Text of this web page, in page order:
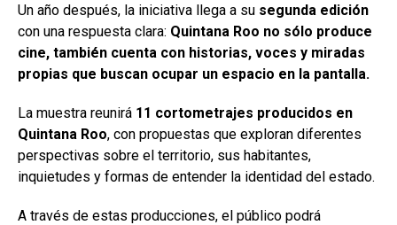
Un año después, la iniciativa llega a su segunda edición
con una respuesta clara: Quintana Roo no sólo produce
cine, también cuenta con historias, voces y miradas
propias que buscan ocupar un espacio en la pantalla.
La muestra reunirá 11 cortometrajes producidos en
Quintana Roo, con propuestas que exploran diferentes
perspectivas sobre el territorio, sus habitantes,
inquietudes y formas de entender la identidad del estado.
A través de estas producciones, el público podrá